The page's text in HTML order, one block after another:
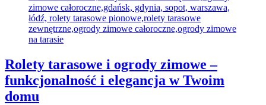
Rolety tarasowe i ogrody zimowe –
funkcjonalność i elegancja w Twoim
domu